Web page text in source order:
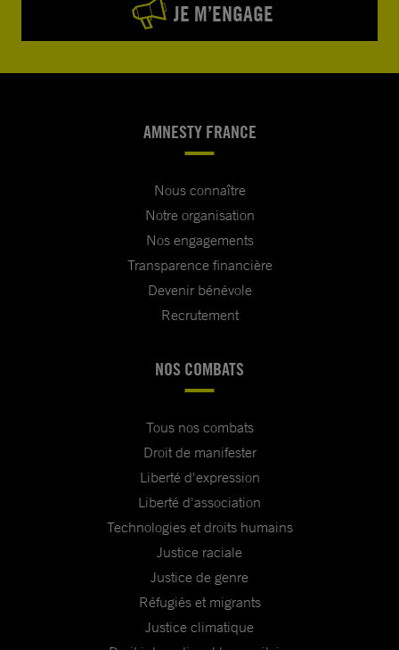
JE M’ENGAGE
AMNESTY FRANCE
Nous connaître
Notre organisation
Nos engagements
Transparence financière
Devenir bénévole
Recrutement
NOS COMBATS
Tous nos combats
Droit de manifester
Liberté d'expression
Liberté d'association
Technologies et droits humains
Justice raciale
Justice de genre
Réfugiés et migrants
Justice climatique